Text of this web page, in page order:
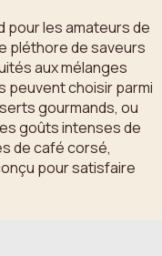
pour les amateurs de
pléthore de saveurs
aux mélanges
peuvent choisir parmi
gourmands, ou
goûts intenses de
de café corsé,
pour satisfaire